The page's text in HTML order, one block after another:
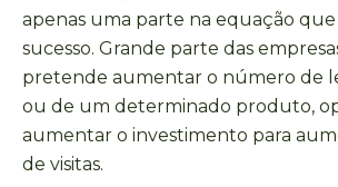
apenas uma parte na equação que
sucesso. Grande parte das
pretende aumentar o número de
ou de um determinado produto,
aumentar o investimento para
de visitas.